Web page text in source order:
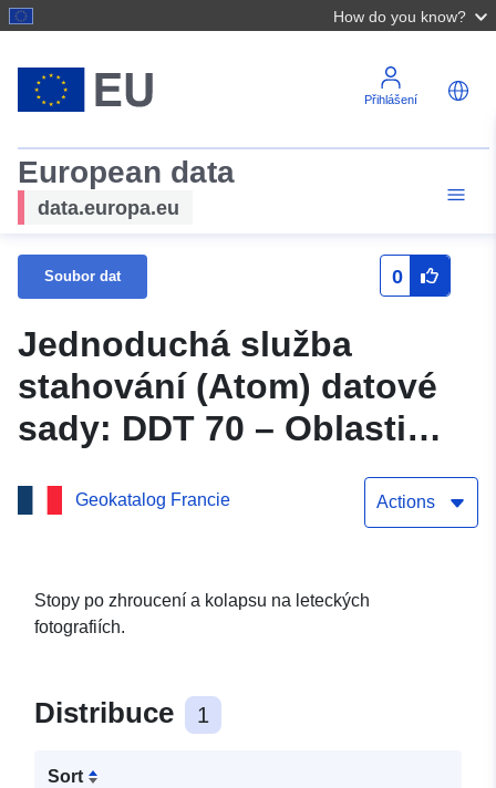
How do you know?
Přihlášení
European data
data.europa.eu
Soubor dat 0
Jednoduchá služba
stahování (Atom) datové
sady: DDT 70 – Oblasti
ortofotografických indexů
založených na propadu a
Geokatalog Francie Actions
Stopy po zhroucení a kolapsu na leteckých
fotografiích.
Distribuce 1
Sort